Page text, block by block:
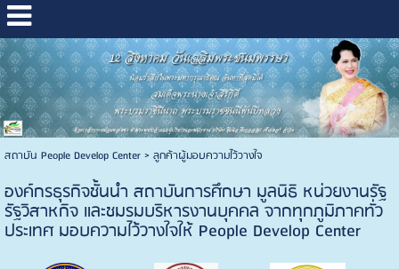
สถาบัน People Develop Center> ลูกค้าผู้มอบความไว้วางใจ
องค์กรธุรกิจชั้นนำ สถาบันการศึกษา มูลนิธิ หน่วยงานรัฐ
รัฐวิสาหกิจ และชมรมบริหารงานบุคคล จากทุกภูมิภาคทั่ว
ประเทศ มอบความไว้วางใจให้ People Develop Center